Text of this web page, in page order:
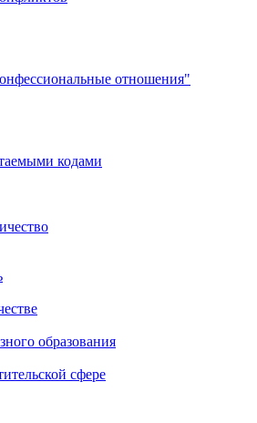
отношения"
кодами
образования
сфере